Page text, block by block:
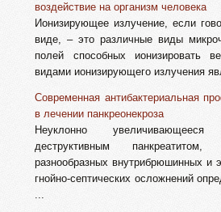
воздействие на организм человека
Ионизирующее излучение, если
виде, – это различные виды
полей способных ионизировать
видами ионизирующего излучения
Современная антибактериальная
в лечении панкреонекроза
Неуклонно
деструктивным
разнообразных внутрибрюшинных и
гнойно-септических осложнений
...